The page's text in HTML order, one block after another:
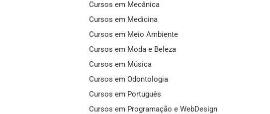
Cursos em Mecânica
Cursos em Medicina
Cursos em Meio Ambiente
Cursos em Moda e Beleza
Cursos em Música
Cursos em Odontologia
Cursos em Português
Cursos em Programação e WebDesign